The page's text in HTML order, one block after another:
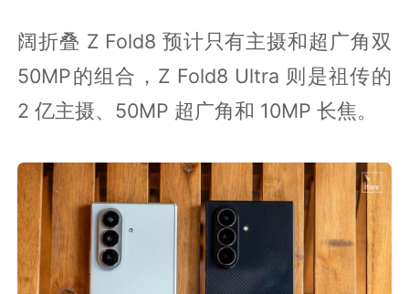
阔折叠 Z Fold8 预计只有主摄和超广角双
50MP的组合，Z Fold8 Ultra 则是祖传的
2 亿主摄、50MP 超广角和 10MP 长焦。